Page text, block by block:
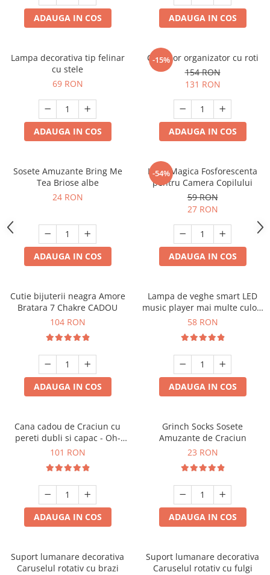
ADAUGA IN COS ADAUGA IN COS
Lampa decorativa tip felinar
cu stele
69 RON
ADAUGA IN COS
-15%
Carucior organizator cu roti
154 RON
131 RON
ADAUGA IN COS
Sosete Amuzante Bring Me
Tea Briose albe
24 RON
ADAUGA IN COS
-54%
Luna Magica Fosforescenta
pentru Camera Copilului
59 RON
27 RON
ADAUGA IN COS
Cutie bijuterii neagra Amore
Bratara 7 Chakre CADOU
104 RON
ADAUGA IN COS
Lampa de veghe smart LED
music player mai multe culori
touch control handsfree
58 RON
ADAUGA IN COS
Cana cadou de Craciun cu
pereti dubli si capac - Oh-
Brad-frumos
101 RON
ADAUGA IN COS
Grinch Socks Sosete
Amuzante de Craciun
23 RON
ADAUGA IN COS
Suport lumanare decorativa
Caruselul rotativ cu brazi
Suport lumanare decorativa
Caruselul rotativ cu fulgi